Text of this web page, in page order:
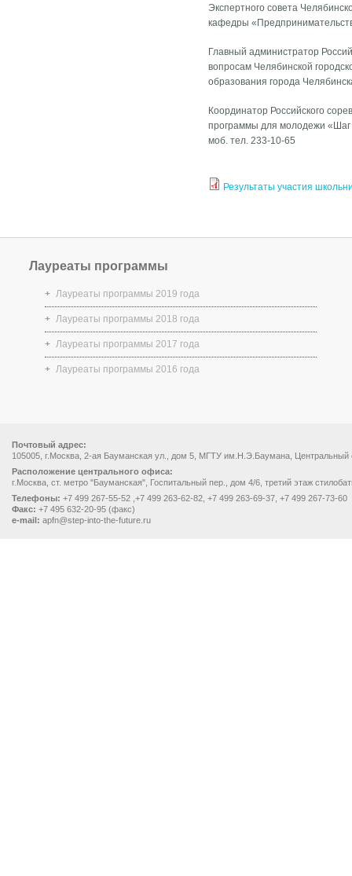
Экспертного совета
кафедры
Главный администратор
вопросам Челябинской
образования города
Координатор Российского
программы для молодежи
моб. тел. 233-10-65
Результаты участия
Лауреаты программы
Лауреаты программы 2019 года
Лауреаты программы 2018 года
Лауреаты программы 2017 года
Лауреаты программы 2016 года
Почтовый адрес:
105005, г.Москва, 2-ая Бауманская ул., дом 5, МГТУ им.Н.Э.Баумана, Центральный
Расположение центрального офиса:
г.Москва, ст. метро "Бауманская", Госпитальный пер., дом 4/6, третий этаж
Телефоны: +7 499 267-55-52 ,+7 499 263-62-82, +7 499 263-69-37, +7 499 267-73-60
Факс: +7 495 632-20-95 (факс)
e-mail: apfn@step-into-the-future.ru